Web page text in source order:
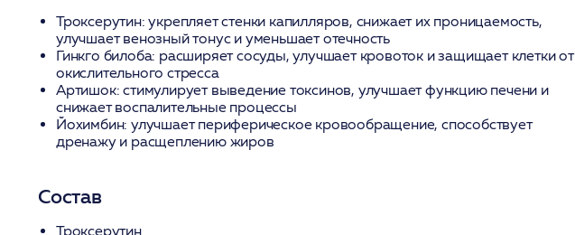
Троксерутин: укрепляет стенки капилляров, снижает их проницаемость,
улучшает венозный тонус и уменьшает отечность
Гинкго билоба: расширяет сосуды, улучшает кровоток и защищает клетки от
окислительного стресса
Артишок: стимулирует выведение токсинов, улучшает функцию печени и
снижает воспалительные процессы
Йохимбин: улучшает периферическое кровообращение, способствует
дренажу и расщеплению жиров
Состав
Троксерутин